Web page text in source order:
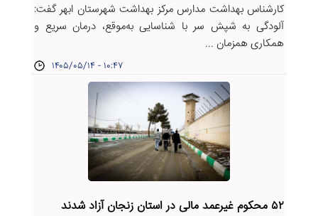
کارشناس بهداشت مدارس مرکز بهداشت شهرستان ابهر گفت:
آلودگی به شپش سر با شناسایی به‌موقع، درمان سریع و
همکاری همزمان ...
۱۴۰۵/۰۵/۱۴ - ۱۰:۴۷
۵۲ محکوم غیرعمد مالی در استان زنجان آزاد شدند